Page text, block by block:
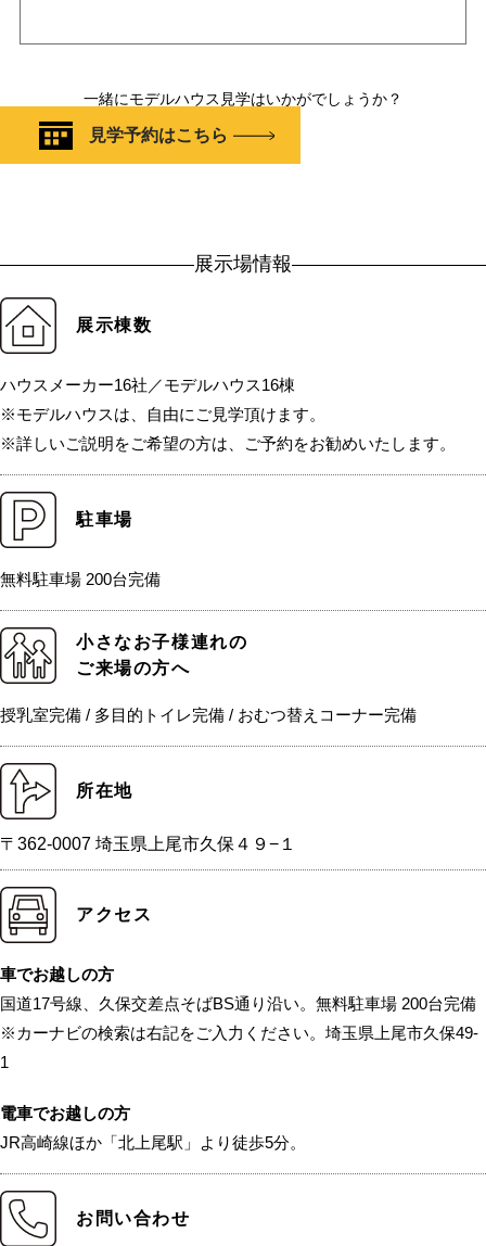
一緒にモデルハウス見学はいかがでしょうか？
見学予約はこちら
展示場情報
展示棟数
ハウスメーカー16社／モデルハウス16棟
※モデルハウスは、自由にご見学頂けます。
※詳しいご説明をご希望の方は、ご予約をお勧めいたします。
駐車場
無料駐車場 200台完備
小さなお子様連れの
ご来場の方へ
授乳室完備 / 多目的トイレ完備 / おむつ替えコーナー完備
所在地
〒362-0007 埼玉県上尾市久保４９−１
アクセス
車でお越しの方
国道17号線、久保交差点そばBS通り沿い。無料駐車場 200台完備
※カーナビの検索は右記をご入力ください。埼玉県上尾市久保49-
1
電車でお越しの方
JR高崎線ほか「北上尾駅」より徒歩5分。
お問い合わせ